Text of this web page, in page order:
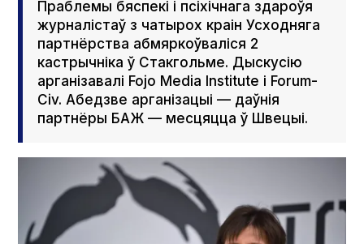
Праблемы бяспекі і псіхічнага здароўя
журналістаў з чатырох краін Усходняга
партнёрства абмяркоўваліся 2
кастрычніка ў Стакгольме. Дыскусію
арганізавалі Fojo Media Insti­tute і Forum­
Civ. Абедзве арганізацыі — даўнія
партнёры БАЖ — месцяцца ў Швецыі.